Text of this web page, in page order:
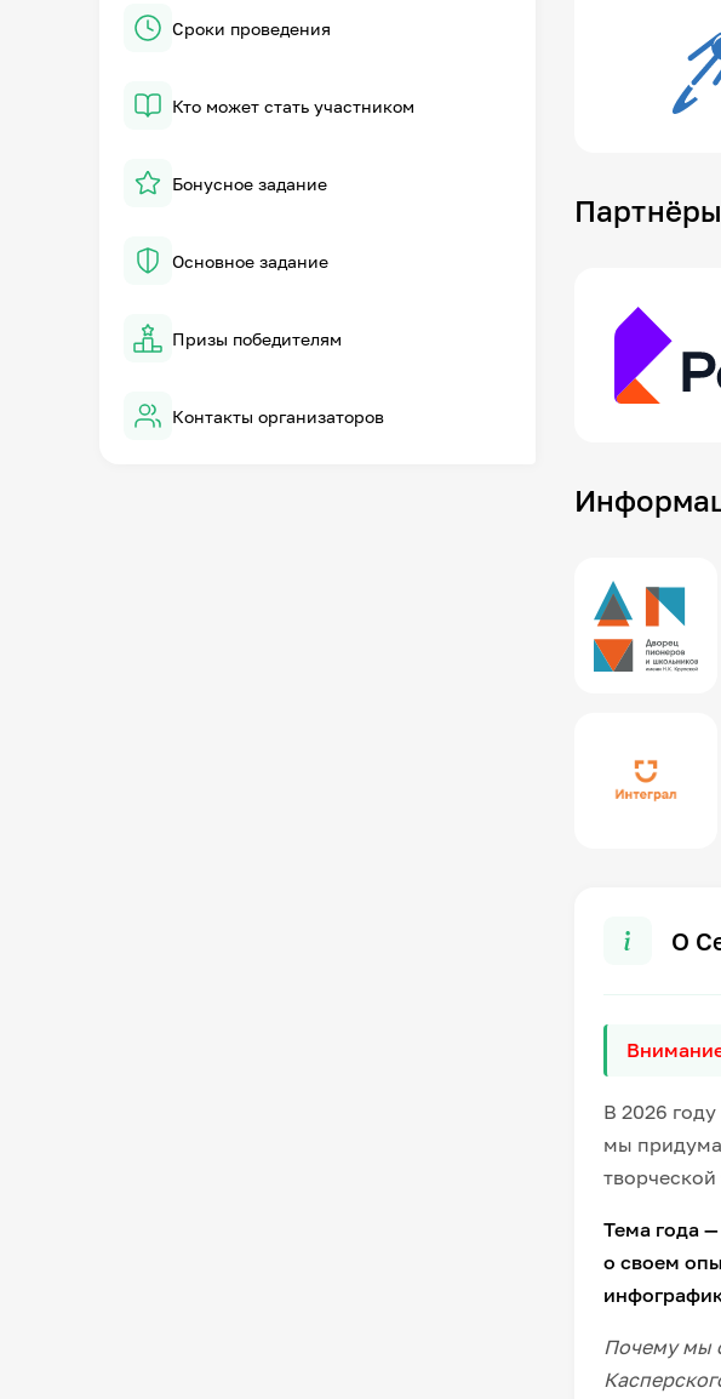
Сроки проведения
Кто может стать участником
Бонусное задание
Основное задание
Призы победителям
Контакты организаторов
Партнёры
О
В 2026
мы
творческой
Тема года
о своем
Почему мы